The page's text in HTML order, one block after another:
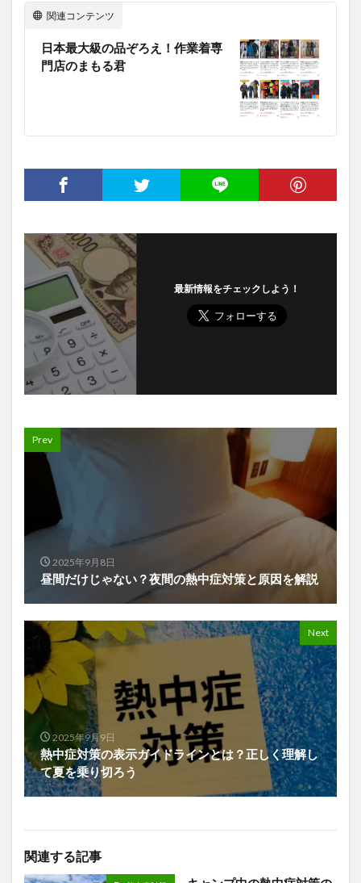
関連コンテンツ
日本最大級の品ぞろえ！作業着専
門店のまもる君
最新情報をチェックしよう！
Prev
2025年9月8日
昼間だけじゃない？夜間の熱中症対策と原因を解説
Next
2025年9月9日
熱中症対策の表示ガイドラインとは？正しく理解し
て夏を乗り切ろう
関連する記事